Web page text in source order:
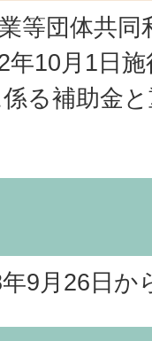
等団体共同
年10月1日
る補助金
9月26日か